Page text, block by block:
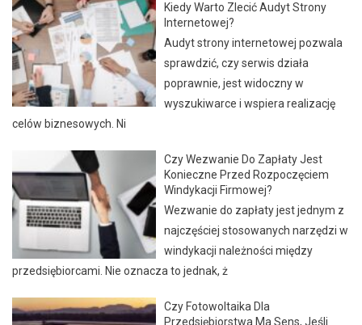
Kiedy Warto Zlecić Audyt Strony
Internetowej?
Audyt strony internetowej pozwala
sprawdzić, czy serwis działa
poprawnie, jest widoczny w
wyszukiwarce i wspiera realizację
celów biznesowych. Ni
Czy Wezwanie Do Zapłaty Jest
Konieczne Przed Rozpoczęciem
Windykacji Firmowej?
Wezwanie do zapłaty jest jednym z
najczęściej stosowanych narzędzi w
windykacji należności między
przedsiębiorcami. Nie oznacza to jednak, ż
Czy Fotowoltaika Dla
Przedsiębiorstwa Ma Sens, Jeśli